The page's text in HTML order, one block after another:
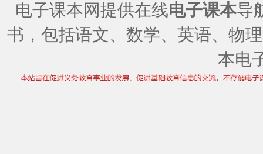
电子课本网提供在线电子课本导
书，包括语文、数学、英语、物
本电